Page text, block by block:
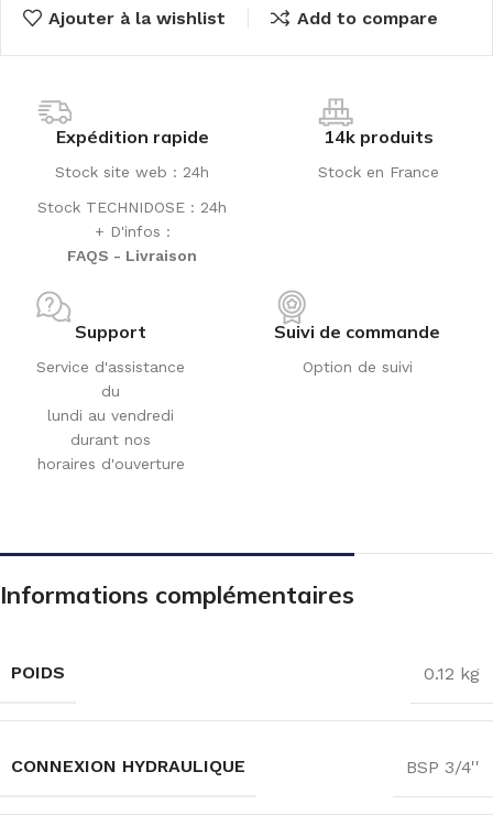
Ajouter à la wishlist Add to compare
Expédition rapide
Stock site web : 24h
Stock TECHNIDOSE : 24h
+ D'infos :
FAQS - Livraison
14k produits
Stock en France
Support
Service d'assistance
du
lundi au vendredi
durant nos
horaires d'ouverture
Suivi de commande
Option de suivi
Informations complémentaires
POIDS 0.12 kg
CONNEXION HYDRAULIQUE BSP 3/4''